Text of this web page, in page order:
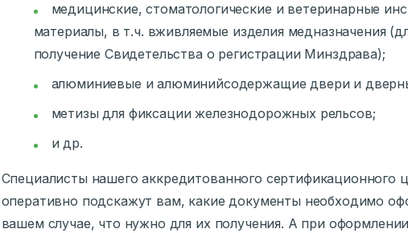
медицинские, стоматологические и ветеринарные
материалы, в т.ч. вживляемые изделия медназначения
получение Свидетельства о регистрации Минздрава);
алюминиевые и алюминийсодержащие двери и
метизы для фиксации железнодорожных рельсов;
и др.
Специалисты нашего аккредитованного сертификационного
оперативно подскажут вам, какие документы необходимо
вашем случае, что нужно для их получения. А при